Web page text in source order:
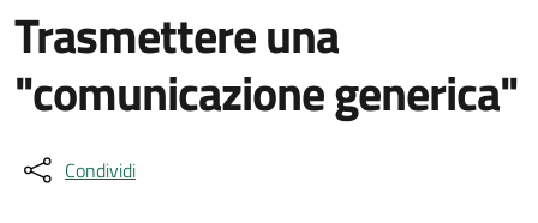
Trasmettere una
"comunicazione generica"
Condividi